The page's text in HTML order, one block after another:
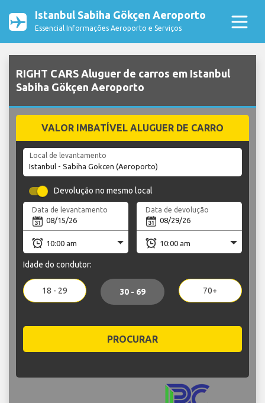
Istanbul Sabiha Gökçen Aeroporto
Essencial Informações Aeroporto e Serviços
RIGHT CARS Aluguer de carros em Istanbul
Sabiha Gökçen Aeroporto
VALOR IMBATÍVEL ALUGUER DE CARRO
Local de levantamento
Devolução no mesmo local
Data de levantamento Data de devolução
Idade do condutor:
18 - 29 30 - 69 70+
PROCURAR